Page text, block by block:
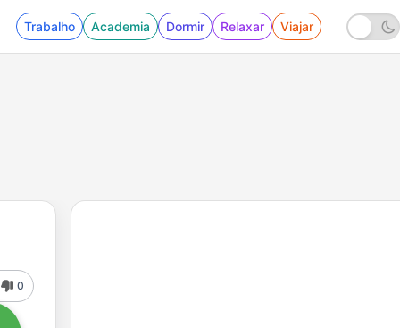
Trabalho Academia Dormir Relaxar Viajar
0